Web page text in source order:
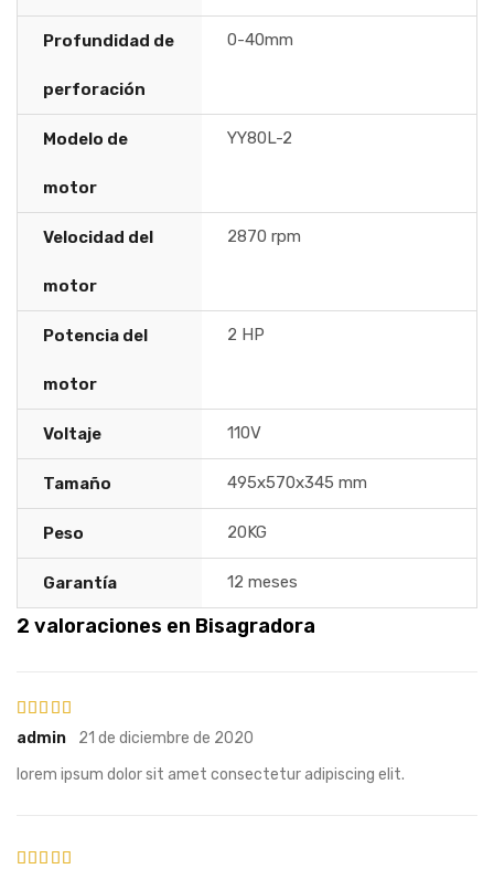
Profundidad de
perforación
0-40mm
Modelo de
motor
YY80L-2
Velocidad del
motor
2870 rpm
Potencia del
motor
2 HP
Voltaje 110V
Tamaño 495x570x345 mm
Peso 20KG
Garantía 12 meses
2 valoraciones en Bisagradora
Valorado en5 de
5
admin
21 de diciembre de 2020
lorem ipsum dolor sit amet consectetur adipiscing elit.